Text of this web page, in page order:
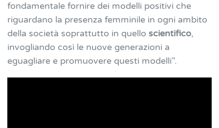
fondamentale fornire dei modelli positivi che
riguardano la presenza femminile in ogni ambito
della società soprattutto in quello scientifico,
invogliando così le nuove generazioni a
eguagliare e promuovere questi modelli”.